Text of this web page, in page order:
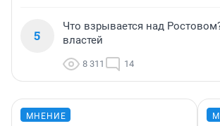
5
Что взрывается над
властей
8 311 14
МНЕНИЕ